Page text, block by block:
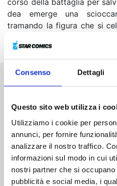
Consenso Dettagli
Questo sito web utilizza i
Utilizziamo i cookie per
annunci, per fornire
analizzare il nostro traffico.
informazioni sul modo in cui
nostri partner che si
pubblicità e social media, i
corso della battaglia per
dea emerge una
tramando la figura che si